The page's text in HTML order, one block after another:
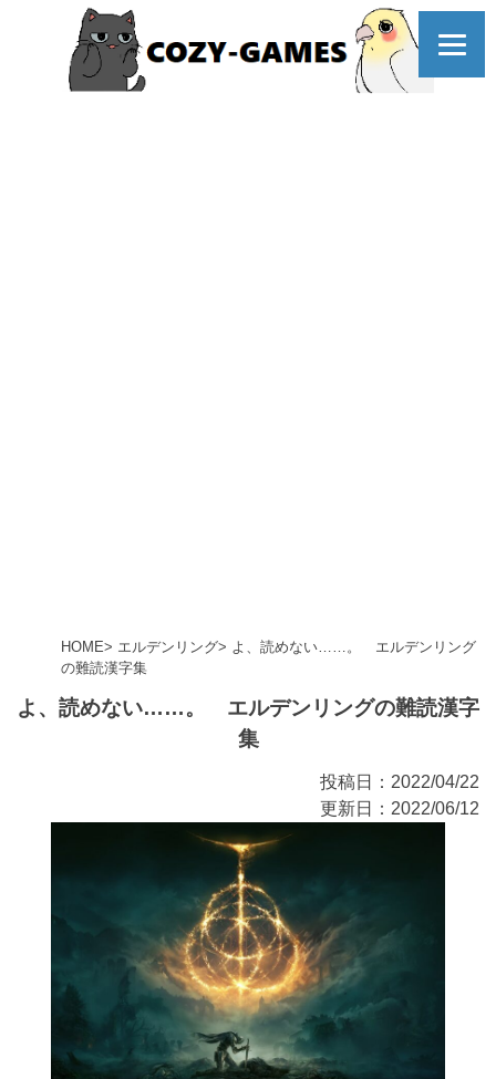
ELDEN
HOME エルデンリング
よ、読めない……。 エルデンリング
の難読漢字集
よ、読めない……。 エルデンリングの難読漢字
集
投稿日：2022/04/22
更新日：2022/06/12